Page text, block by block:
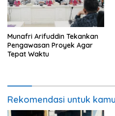
Munafri Arifuddin Tekankan
Pengawasan Proyek Agar
Tepat Waktu
Rekomendasi untuk kamu